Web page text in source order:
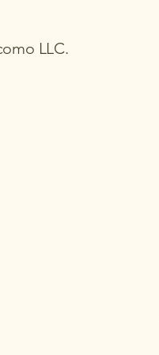
LLC.